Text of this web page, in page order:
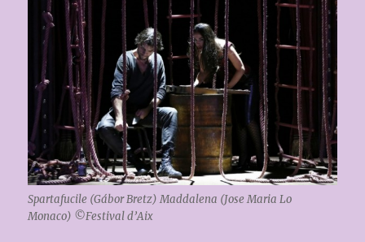
Spartafucile (Gábor Bretz) Maddalena (Jose Maria Lo
Monaco) ©Festival d’Aix